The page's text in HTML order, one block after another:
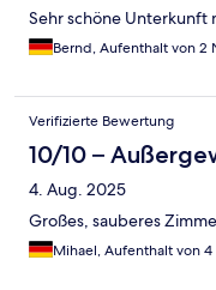
Sehr schöne Unterkunft
Bernd, Aufenthalt von 2
Verifizierte Bewertung
10/10 –
4. Aug. 2025
Großes, sauberes
Mihael, Aufenthalt von